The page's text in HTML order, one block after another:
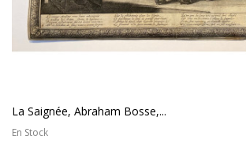
La Saignée, Abraham Bosse,...
En Stock